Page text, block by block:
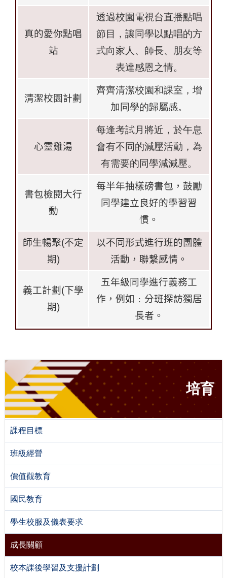
真的愛你點唱
站
透過校園電視台直播點唱
節目，讓同學以點唱的方
式向家人、師長、朋友等
表達感恩之情。
清潔校園計劃
齊齊清潔校園和課室，增
加同學的歸屬感。
心靈雞湯
每逢考試月將近，於午息
會有不同的減壓活動，為
有需要的同學減減壓。
書包檢閱大行
動
每半年抽樣磅書包，鼓勵
同學建立良好的學習習
慣。
師生暢聚(不定
期)
以不同形式進行班的團體
活動，聯繫感情。
義工計劃 (下學
期)
五年級同學進行義務工
作，例如﹕分班探訪獨居
長者。
培育
課程目標
班級經營
價值觀教育
國民教育
學生校服及儀表要求
成長關顧
校本課後學習及支援計劃